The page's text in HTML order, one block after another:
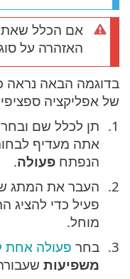
אם הכלל
האזהרה על
בדוגמה הבאה נראה
של אפליקציה
תן לכלל שם
אתה מעדיף
הנפתח פעולה.
העבר את המתג
פעיל כדי
מוחל.
בחר פעולה אחת
משפיעות